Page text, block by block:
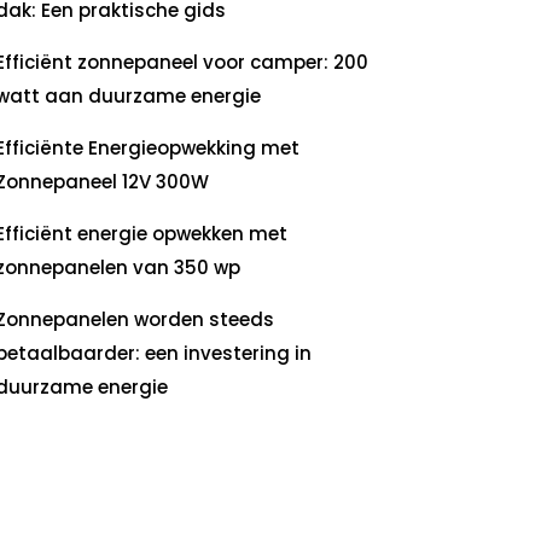
Een praktische gids
zonnepaneel voor camper: 200
aan duurzame energie
Energieopwekking met
12V 300W
energie opwekken met
van 350 wp
worden steeds
een investering in
energie